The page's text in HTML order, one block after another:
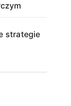
strategie